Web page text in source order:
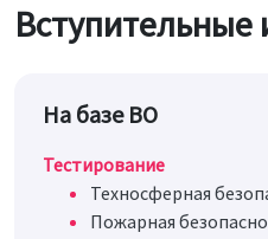
Вступительные
На базе ВО
Тестирование
Техносферная
Пожарная